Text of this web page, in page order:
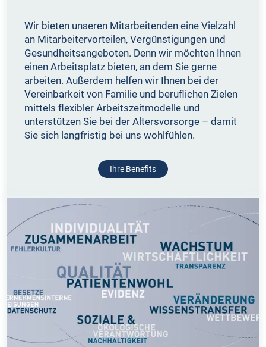
Wir bieten unseren Mitarbeitenden eine Vielzahl
an Mitarbeitervorteilen, Vergünstigungen und
Gesundheitsangeboten. Denn wir möchten Ihnen
einen Arbeitsplatz bieten, an dem Sie gerne
arbeiten. Außerdem helfen wir Ihnen bei der
Vereinbarkeit von Familie und beruflichen Zielen
mittels flexibler Arbeitszeitmodelle und
unterstützen Sie bei der Altersvorsorge – damit
Sie sich langfristig bei uns wohlfühlen.
Ihre Benefits